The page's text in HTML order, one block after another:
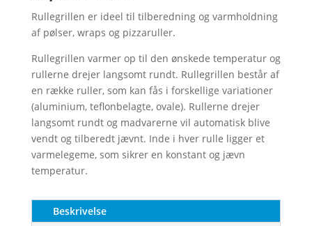
Rullegrillen er ideel til tilberedning og varmholdning
af pølser, wraps og pizzaruller.
Rullegrillen varmer op til den ønskede temperatur og
rullerne drejer langsomt rundt. Rullegrillen består af
en række ruller, som kan fås i forskellige variationer
(aluminium, teflonbelagte, ovale). Rullerne drejer
langsomt rundt og madvarerne vil automatisk blive
vendt og tilberedt jævnt. Inde i hver rulle ligger et
varmelegeme, som sikrer en konstant og jævn
temperatur.
Beskrivelse